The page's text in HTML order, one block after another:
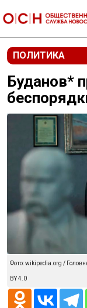
ПОЛИТИКА
Буданов*
Фото: wikipedia.org /
BY 4.0